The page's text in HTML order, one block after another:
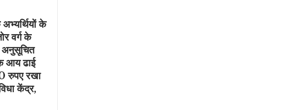
के
वर्ग के
अनुसूचित
आय ढाई
रुपए रखा
केंद्र,